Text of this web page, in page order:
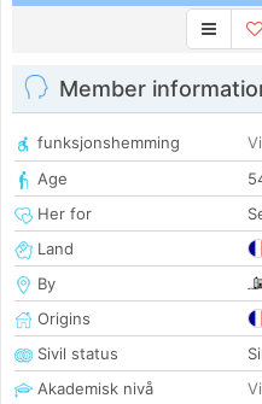
Member
funksjonshemming
Age
Her for
Land
By
Origins
Sivil status
Akademisk nivå